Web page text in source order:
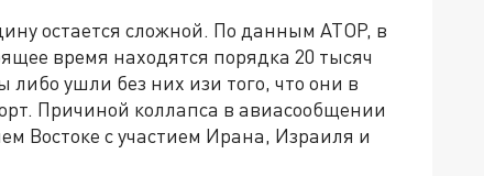
остается сложной. По данным АТОР, в
время находятся порядка 20 тысяч
либо ушли без них изи того, что они в
Причиной коллапса в авиасообщении
Востоке с участием Ирана, Израиля и